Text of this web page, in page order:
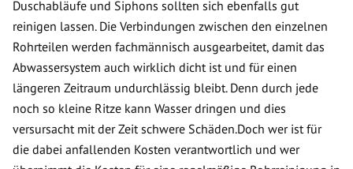
Duschabläufe und Siphons sollten sich ebenfalls gut
reinigen lassen. Die Verbindungen zwischen den einzelnen
Rohrteilen werden fachmännisch ausgearbeitet, damit das
Abwassersystem auch wirklich dicht ist und für einen
längeren Zeitraum undurchlässig bleibt. Denn durch jede
noch so kleine Ritze kann Wasser dringen und dies
versursacht mit der Zeit schwere Schäden.Doch wer ist für
die dabei anfallenden Kosten verantwortlich und wer